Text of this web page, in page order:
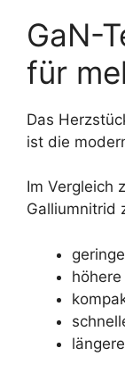
GaN-
für
Das
ist die
Im Vergleich
Galliumnitrid